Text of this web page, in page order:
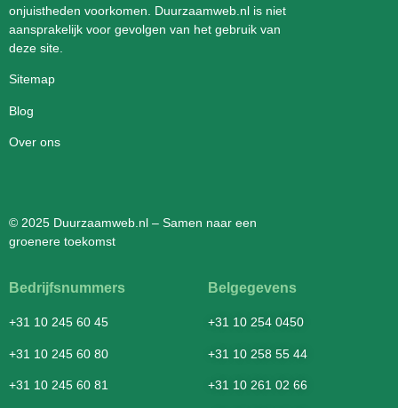
onjuistheden voorkomen. Duurzaamweb.nl is niet
aansprakelijk voor gevolgen van het gebruik van
deze site.
Sitemap
Blog
Over ons
© 2025 Duurzaamweb.nl – Samen naar een
groenere toekomst
Bedrijfsnummers
+31 10 245 60 45
+31 10 245 60 80
+31 10 245 60 81
Belgegevens
+31 10 254 0450
+31 10 258 55 44
+31 10 261 02 66